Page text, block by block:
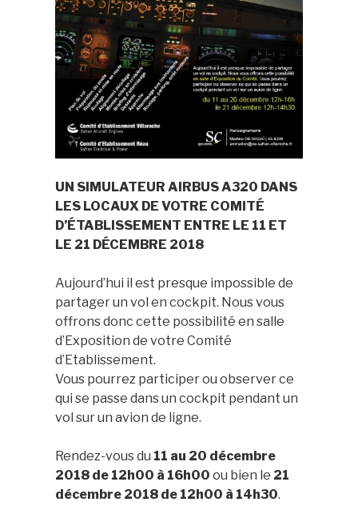
UN SIMULATEUR AIRBUS A320 DANS
LES LOCAUX DE VOTRE COMITÉ
D’ÉTABLISSEMENT ENTRE LE 11 ET
LE 21 DÉCEMBRE 2018
Aujourd’hui il est presque impossible de
partager un vol en cockpit. Nous vous
offrons donc cette possibilité en salle
d’Exposition de votre Comité
d’Etablissement.
Vous pourrez participer ou observer ce
qui se passe dans un cockpit pendant un
vol sur un avion de ligne.
Rendez-vous du 11 au 20 décembre
2018 de 12h00 à 16h00ou bien le 21
décembre 2018 de 12h00 à 14h30.